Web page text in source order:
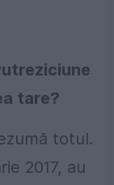
tare?
totul.
2017, au